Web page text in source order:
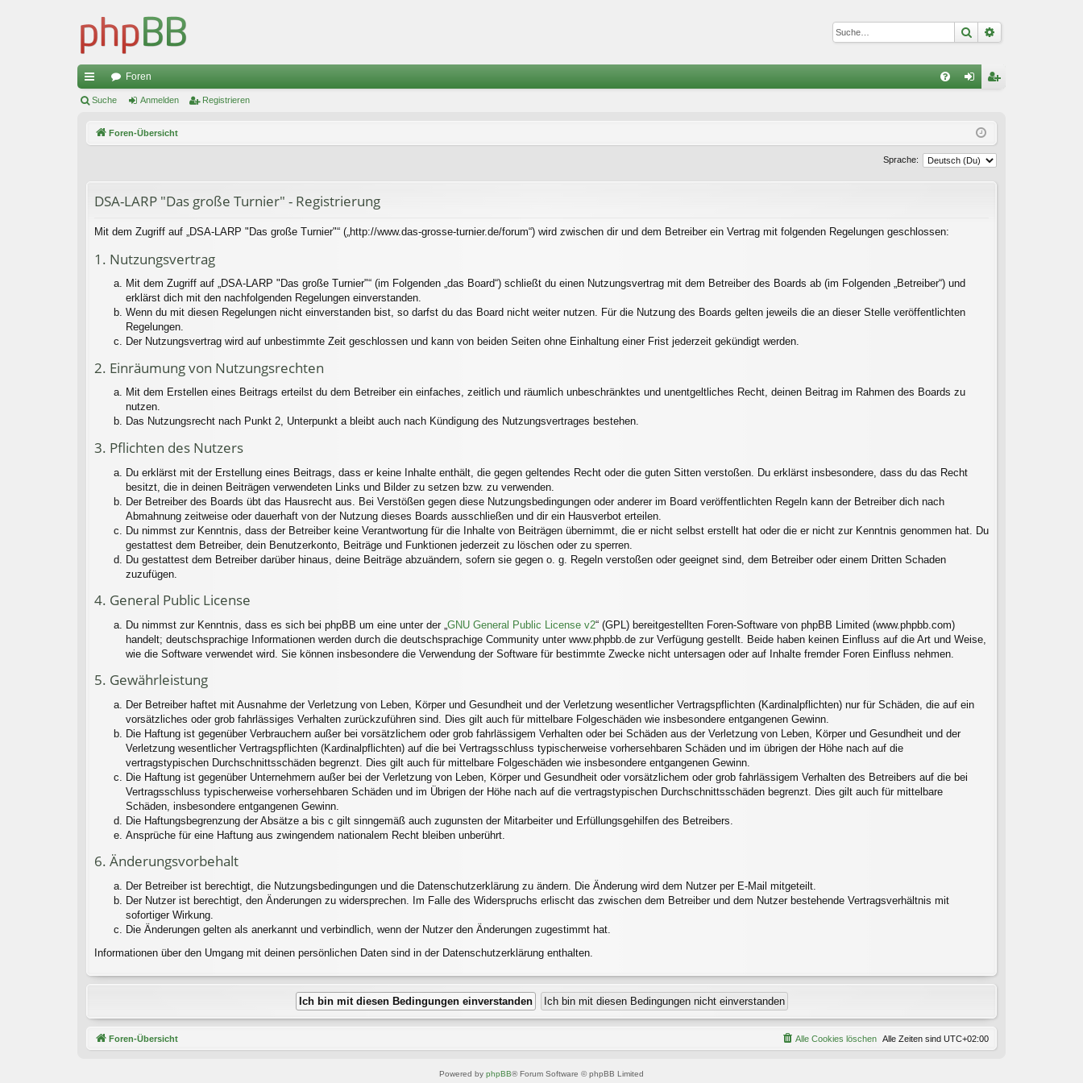
Suche
ch
Foren
ist
Suche Anmelden Registrieren
Foren-Übersicht
Sprache:
DSA-LARP "Das große Turnier" - Registrierung
Mit dem Zugriff auf „DSA-LARP "Das große Turnier"“ („http://www.das-grosse-turnier.de/forum“) wird zwischen dir und dem Betreiber ein Vertrag mit folgenden Regelungen geschlossen:
1. Nutzungsvertrag
Mit dem Zugriff auf „DSA-LARP "Das große Turnier"“ (im Folgenden „das Board“) schließt du einen Nutzungsvertrag mit dem Betreiber des Boards ab (im Folgenden „Betreiber“) und
erklärst dich mit den nachfolgenden Regelungen einverstanden.
Wenn du mit diesen Regelungen nicht einverstanden bist, so darfst du das Board nicht weiter nutzen. Für die Nutzung des Boards gelten jeweils die an dieser Stelle veröffentlichten
Regelungen.
Der Nutzungsvertrag wird auf unbestimmte Zeit geschlossen und kann von beiden Seiten ohne Einhaltung einer Frist jederzeit gekündigt werden.
2. Einräumung von Nutzungsrechten
Mit dem Erstellen eines Beitrags erteilst du dem Betreiber ein einfaches, zeitlich und räumlich unbeschränktes und unentgeltliches Recht, deinen Beitrag im Rahmen des Boards zu
nutzen.
Das Nutzungsrecht nach Punkt 2, Unterpunkt a bleibt auch nach Kündigung des Nutzungsvertrages bestehen.
3. Pflichten des Nutzers
Du erklärst mit der Erstellung eines Beitrags, dass er keine Inhalte enthält, die gegen geltendes Recht oder die guten Sitten verstoßen. Du erklärst insbesondere, dass du das Recht
besitzt, die in deinen Beiträgen verwendeten Links und Bilder zu setzen bzw. zu verwenden.
Der Betreiber des Boards übt das Hausrecht aus. Bei Verstößen gegen diese Nutzungsbedingungen oder anderer im Board veröffentlichten Regeln kann der Betreiber dich nach
Abmahnung zeitweise oder dauerhaft von der Nutzung dieses Boards ausschließen und dir ein Hausverbot erteilen.
Du nimmst zur Kenntnis, dass der Betreiber keine Verantwortung für die Inhalte von Beiträgen übernimmt, die er nicht selbst erstellt hat oder die er nicht zur Kenntnis genommen hat. Du
gestattest dem Betreiber, dein Benutzerkonto, Beiträge und Funktionen jederzeit zu löschen oder zu sperren.
Du gestattest dem Betreiber darüber hinaus, deine Beiträge abzuändern, sofern sie gegen o. g. Regeln verstoßen oder geeignet sind, dem Betreiber oder einem Dritten Schaden
zuzufügen.
4. General Public License
Du nimmst zur Kenntnis, dass es sich bei phpBB um eine unter der „ GNU General Public License v2“ (GPL) bereitgestellten Foren-Software von phpBB Limited (www.phpbb.com)
handelt; deutschsprachige Informationen werden durch die deutschsprachige Community unter www.phpbb.de zur Verfügung gestellt. Beide haben keinen Einfluss auf die Art und Weise,
wie die Software verwendet wird. Sie können insbesondere die Verwendung der Software für bestimmte Zwecke nicht untersagen oder auf Inhalte fremder Foren Einfluss nehmen.
5. Gewährleistung
Der Betreiber haftet mit Ausnahme der Verletzung von Leben, Körper und Gesundheit und der Verletzung wesentlicher Vertragspflichten (Kardinalpflichten) nur für Schäden, die auf ein
vorsätzliches oder grob fahrlässiges Verhalten zurückzuführen sind. Dies gilt auch für mittelbare Folgeschäden wie insbesondere entgangenen Gewinn.
Die Haftung ist gegenüber Verbrauchern außer bei vorsätzlichem oder grob fahrlässigem Verhalten oder bei Schäden aus der Verletzung von Leben, Körper und Gesundheit und der
Verletzung wesentlicher Vertragspflichten (Kardinalpflichten) auf die bei Vertragsschluss typischerweise vorhersehbaren Schäden und im übrigen der Höhe nach auf die
vertragstypischen Durchschnittsschäden begrenzt. Dies gilt auch für mittelbare Folgeschäden wie insbesondere entgangenen Gewinn.
Die Haftung ist gegenüber Unternehmern außer bei der Verletzung von Leben, Körper und Gesundheit oder vorsätzlichem oder grob fahrlässigem Verhalten des Betreibers auf die bei
Vertragsschluss typischerweise vorhersehbaren Schäden und im Übrigen der Höhe nach auf die vertragstypischen Durchschnittsschäden begrenzt. Dies gilt auch für mittelbare
Schäden, insbesondere entgangenen Gewinn.
Die Haftungsbegrenzung der Absätze a bis c gilt sinngemäß auch zugunsten der Mitarbeiter und Erfüllungsgehilfen des Betreibers.
Ansprüche für eine Haftung aus zwingendem nationalem Recht bleiben unberührt.
6. Änderungsvorbehalt
Der Betreiber ist berechtigt, die Nutzungsbedingungen und die Datenschutzerklärung zu ändern. Die Änderung wird dem Nutzer per E-Mail mitgeteilt.
Der Nutzer ist berechtigt, den Änderungen zu widersprechen. Im Falle des Widerspruchs erlischt das zwischen dem Betreiber und dem Nutzer bestehende Vertragsverhältnis mit
sofortiger Wirkung.
Die Änderungen gelten als anerkannt und verbindlich, wenn der Nutzer den Änderungen zugestimmt hat.
Informationen über den Umgang mit deinen persönlichen Daten sind in der Datenschutzerklärung enthalten.
Foren-Übersicht Alle Zeiten sind UTC+02:00
Alle Cookies löschen
Powered by phpBB® Forum Software © phpBB Limited